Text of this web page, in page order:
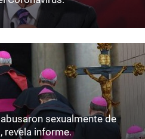
sexualmente de
revela informe.